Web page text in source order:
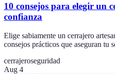
10 consejos para elegir un
confianza
Elige sabiamente un cerrajero
consejos prácticos que aseguran tu
cerrajeroseguridad
Aug 4